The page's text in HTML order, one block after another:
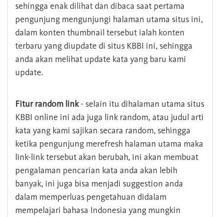
sehingga enak dilihat dan dibaca saat pertama
pengunjung mengunjungi halaman utama situs ini,
dalam konten thumbnail tersebut ialah konten
terbaru yang diupdate di situs KBBI ini, sehingga
anda akan melihat update kata yang baru kami
update.
Fitur random link- selain itu dihalaman utama situs
KBBI online ini ada juga link random, atau judul arti
kata yang kami sajikan secara random, sehingga
ketika pengunjung merefresh halaman utama maka
link-link tersebut akan berubah, ini akan membuat
pengalaman pencarian kata anda akan lebih
banyak, ini juga bisa menjadi suggestion anda
dalam memperluas pengetahuan didalam
mempelajari bahasa Indonesia yang mungkin